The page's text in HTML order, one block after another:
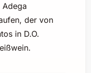
Adega
der von
in D.O.